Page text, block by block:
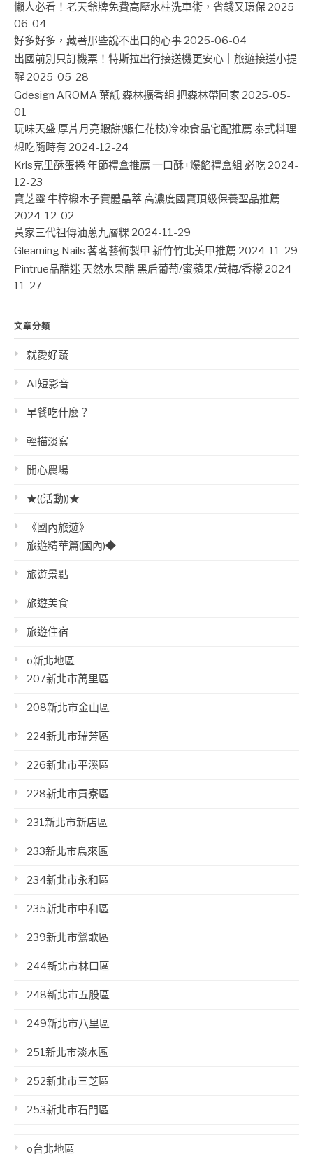
懶人必看！老天爺牌免費高壓水柱洗車術，省錢又環保 2025-
06-04
好多好多，藏著那些說不出口的心事 2025-06-04
出國前別只訂機票！特斯拉出行接送機更安心｜旅遊接送小提
醒 2025-05-28
Gdesign AROMA 葉紙 森林擴香組 把森林帶回家 2025-05-
01
玩味天盛 厚片月亮蝦餅(蝦仁花枝)冷凍食品宅配推薦 泰式料理
想吃隨時有 2024-12-24
Kris克里酥蛋捲 年節禮盒推薦 一口酥+爆餡禮盒組 必吃 2024-
12-23
寶芝靈 牛樟椴木子實體晶萃 高濃度國寶頂級保養聖品推薦
2024-12-02
黃家三代祖傳油蔥九層粿 2024-11-29
Gleaming Nails 茖茗藝術製甲 新竹竹北美甲推薦 2024-11-29
Pintrue品醋迷 天然水果醋 黑后葡萄/蜜蘋果/黃梅/香檬 2024-
11-27
文章分類
就愛好蔬
AI短影音
早餐吃什麼？
輕描淡寫
開心農場
★((活動))★
《國內旅遊》
旅遊精華篇(國內)◆
旅遊景點
旅遊美食
旅遊住宿
o新北地區
207新北市萬里區
208新北市金山區
224新北市瑞芳區
226新北市平溪區
228新北市貢寮區
231新北市新店區
233新北市烏來區
234新北市永和區
235新北市中和區
239新北市鶯歌區
244新北市林口區
248新北市五股區
249新北市八里區
251新北市淡水區
252新北市三芝區
253新北市石門區
o台北地區